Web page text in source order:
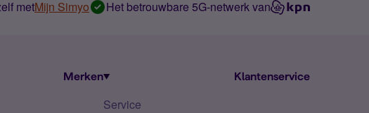
metMijn Simyo Het betrouwbare 5G-netwerk van
Merken Klantenservice
Service